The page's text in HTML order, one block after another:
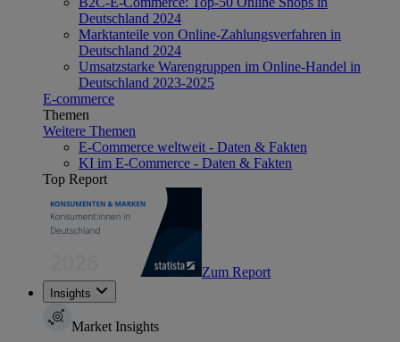
Deutschland 2024
Marktanteile von Online-Zahlungsverfahren in
Deutschland 2024
Umsatzstarke Warengruppen im Online-Handel in
Deutschland 2023-2025
E-commerce
Themen
Weitere Themen
E-Commerce weltweit - Daten & Fakten
KI im E-Commerce - Daten & Fakten
Top Report
Zum Report
Insights
Market Insights